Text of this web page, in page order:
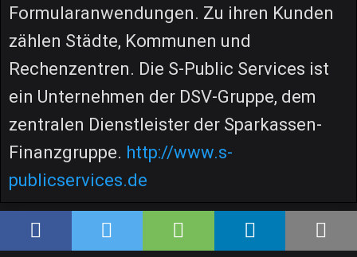
Formularanwendungen. Zu ihren Kunden
zählen Städte, Kommunen und
Rechenzentren. Die S-Public Services ist
ein Unternehmen der DSV-Gruppe, dem
zentralen Dienstleister der Sparkassen-
Finanzgruppe. http://www.s-
publicservices.de